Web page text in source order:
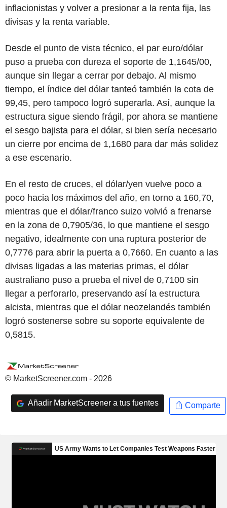
inflacionistas y volver a presionar a la renta fija, las
divisas y la renta variable.
Desde el punto de vista técnico, el par euro/dólar
puso a prueba con dureza el soporte de 1,1645/00,
aunque sin llegar a cerrar por debajo. Al mismo
tiempo, el índice del dólar tanteó también la cota de
99,45, pero tampoco logró superarla. Así, aunque la
estructura sigue siendo frágil, por ahora se mantiene
el sesgo bajista para el dólar, si bien sería necesario
un cierre por encima de 1,1680 para dar más solidez
a ese escenario.
En el resto de cruces, el dólar/yen vuelve poco a
poco hacia los máximos del año, en torno a 160,70,
mientras que el dólar/franco suizo volvió a frenarse
en la zona de 0,7905/36, lo que mantiene el sesgo
negativo, idealmente con una ruptura posterior de
0,7776 para abrir la puerta a 0,7660. En cuanto a las
divisas ligadas a las materias primas, el dólar
australiano puso a prueba el nivel de 0,7100 sin
llegar a perforarlo, preservando así la estructura
alcista, mientras que el dólar neozelandés también
logró sostenerse sobre su soporte equivalente de
0,5815.
© MarketScreener.com - 2026
Añadir MarketScreener a tus fuentes Comparte